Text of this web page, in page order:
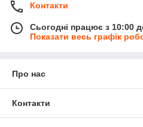
Контакти
Сьогодні працює з 10:00
Показати весь графік
Про нас
Контакти